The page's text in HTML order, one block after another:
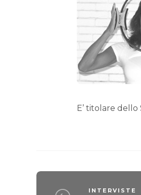
E’ titolare dello
INTERVISTE